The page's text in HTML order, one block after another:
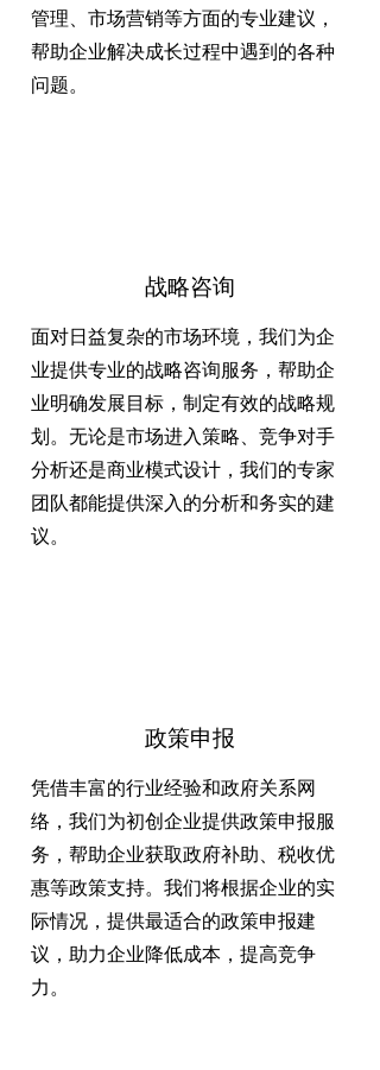
管理、市场营销等方面的专业建议，
帮助企业解决成长过程中遇到的各种
问题。
战略咨询
面对日益复杂的市场环境，我们为企
业提供专业的战略咨询服务，帮助企
业明确发展目标，制定有效的战略规
划。无论是市场进入策略、竞争对手
分析还是商业模式设计，我们的专家
团队都能提供深入的分析和务实的建
议。
政策申报
凭借丰富的行业经验和政府关系网
络，我们为初创企业提供政策申报服
务，帮助企业获取政府补助、税收优
惠等政策支持。我们将根据企业的实
际情况，提供最适合的政策申报建
议，助力企业降低成本，提高竞争
力。